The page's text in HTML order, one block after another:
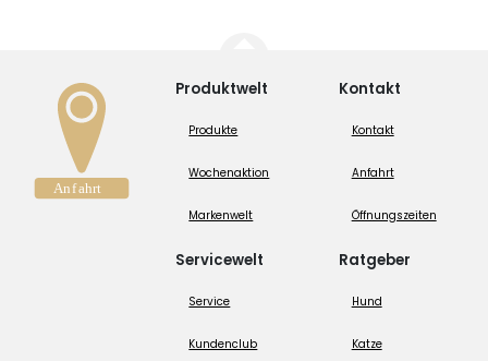
Produktwelt
Produkte
Wochenaktion
Markenwelt
Servicewelt
Service
Kundenclub
Kontakt
Kontakt
Anfahrt
Öffnungszeiten
Ratgeber
Hund
Katze